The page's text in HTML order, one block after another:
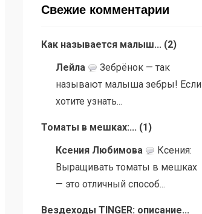
Свежие комментарии
Как называется малыш... (2)
Лейла
Зебрёнок — так
называют малыша зебры! Если
хотите узнать...
Томаты в мешках:... (1)
Ксения Любимова
Ксения:
Выращивать томаты в мешках
— это отличный способ...
Вездеходы TINGER: описание...